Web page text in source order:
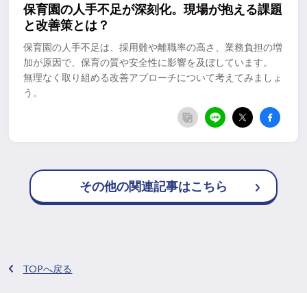
保育園の人手不足が深刻化。現場が抱える課題
と改善策とは？
保育園の人手不足は、採用難や離職率の高さ、業務負担の増
加が原因で、保育の質や安全性に影響を及ぼしています。
無理なく取り組める改善アプローチについて考えてみましょ
う。
その他の関連記事はこちら
TOPへ戻る